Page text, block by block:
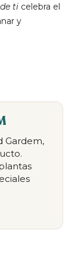
ti celebra el
y
Gardem,